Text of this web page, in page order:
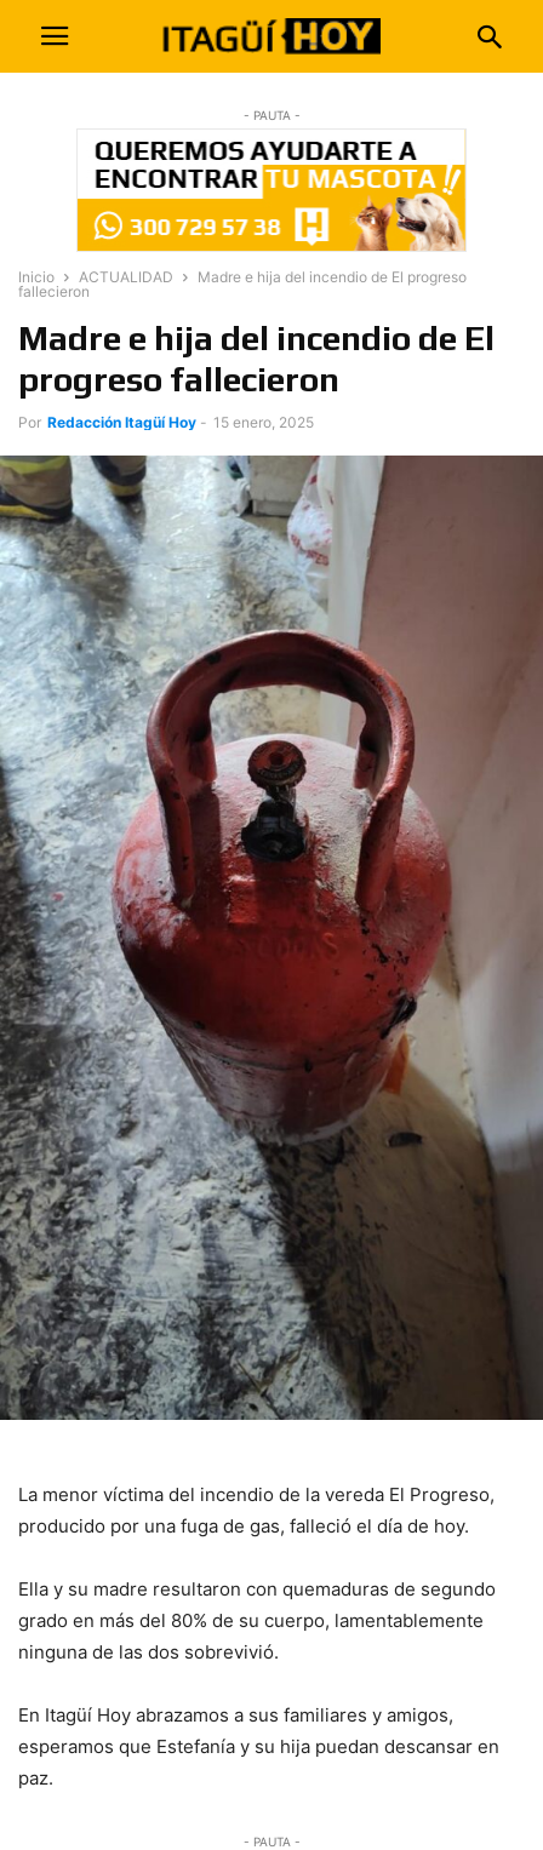
- PAUTA -
Inicio ACTUALIDAD
Madre e hija del incendio de El progreso
fallecieron
Madre e hija del incendio de El
progreso fallecieron
Por Redacción Itagüí Hoy - 15 enero, 2025
La menor víctima del incendio de la vereda El Progreso,
producido por una fuga de gas, falleció el día de hoy.
Ella y su madre resultaron con quemaduras de segundo
grado en más del 80% de su cuerpo, lamentablemente
ninguna de las dos sobrevivió.
En Itagüí Hoy abrazamos a sus familiares y amigos,
esperamos que Estefanía y su hija puedan descansar en
paz.
- PAUTA -